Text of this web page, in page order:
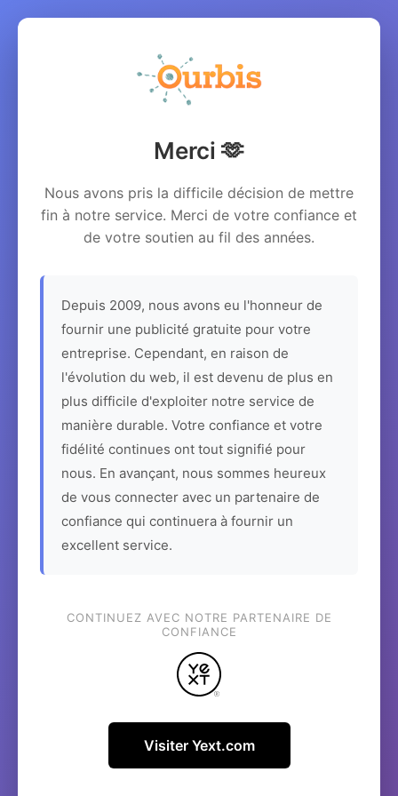
Merci 🫶
Nous avons pris la difficile décision de mettre
fin à notre service. Merci de votre confiance et
de votre soutien au fil des années.
Depuis 2009, nous avons eu l'honneur de
fournir une publicité gratuite pour votre
entreprise. Cependant, en raison de
l'évolution du web, il est devenu de plus en
plus difficile d'exploiter notre service de
manière durable. Votre confiance et votre
fidélité continues ont tout signifié pour
nous. En avançant, nous sommes heureux
de vous connecter avec un partenaire de
confiance qui continuera à fournir un
excellent service.
CONTINUEZ AVEC NOTRE PARTENAIRE DE
CONFIANCE
Visiter Yext.com